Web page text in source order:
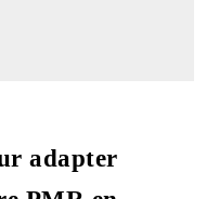
adapter